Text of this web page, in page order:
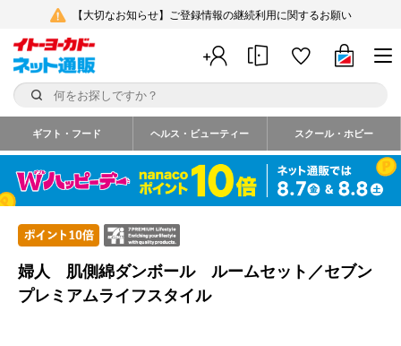
【大切なお知らせ】ご登録情報の継続利用に関するお願い
ギフト・フード ヘルス・ビューティー スクール・ホビー
婦人 肌側綿ダンボール ルームセット／セブン
プレミアムライフスタイル